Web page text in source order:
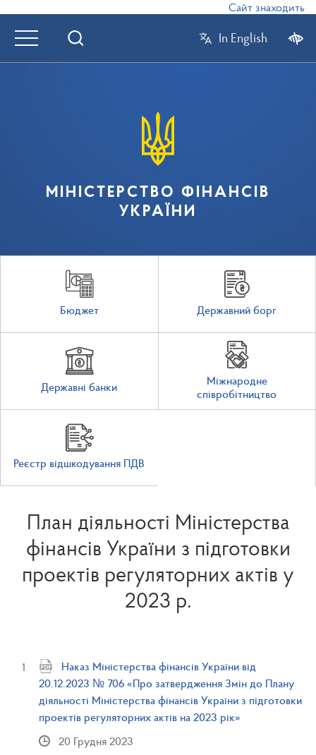
Сайт знаходиться
In English
МІНІСТЕРСТВО ФІНАНСІВ
УКРАЇНИ
Бюджет Державний борг
Державні банки
Міжнародне
співробітництво
Реєстр відшкодування ПДВ
План діяльності Міністерства
фінансів України з підготовки
проектів регуляторних актів у
2023 р.
Наказ Міністерства фінансів України від
20.12.2023 № 706 «Про затвердження Змін до Плану
діяльності Міністерства фінансів України з підготовки
проектів регуляторних актів на 2023 рік»
20 Грудня 2023